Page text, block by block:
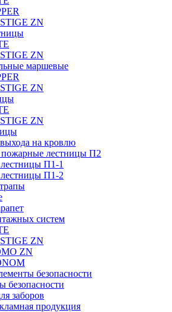
ZN
ZN
маршевые
ZN
ZN
на кровлю
лестницы П2
П1-1
П1-2
систем
ZN
ZN
безопасности
безопасности
заборов
продукция